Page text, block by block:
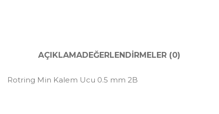
AÇIKLAMADEĞERLENDIRMELER (0)
Rotring Min Kalem Ucu 0.5 mm 2B